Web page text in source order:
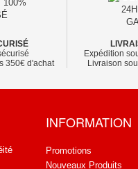
350€ d'achat
Expédition
Livraison
INFORMATION
Promotions
Nouveaux Produits